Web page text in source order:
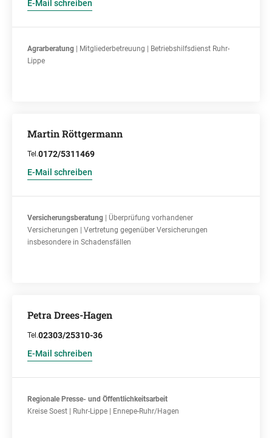
E-Mail schreiben
Agrarberatung | Mitgliederbetreuung | Betriebshilfsdienst Ruhr-
Lippe
Martin Röttgermann
Tel.0172/5311469
E-Mail schreiben
Versicherungsberatung | Überprüfung vorhandener
Versicherungen | Vertretung gegenüber Versicherungen
insbesondere in Schadensfällen
Petra Drees-Hagen
Tel.02303/25310-36
E-Mail schreiben
Regionale Presse- und Öffentlichkeitsarbeit
Kreise Soest | Ruhr-Lippe | Ennepe-Ruhr/Hagen